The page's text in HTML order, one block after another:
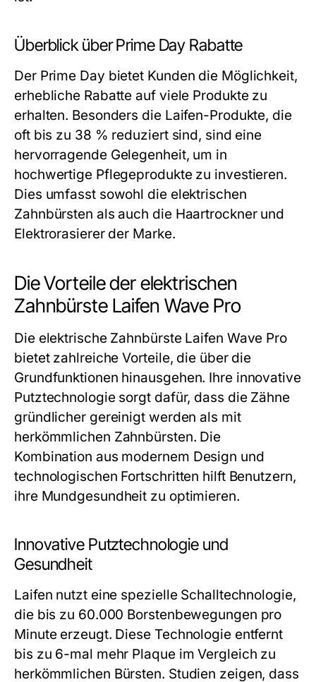
Überblick über Prime Day Rabatte
Der Prime Day bietet Kunden die Möglichkeit,
erhebliche Rabatte auf viele Produkte zu
erhalten. Besonders die Laifen-Produkte, die
oft bis zu 38 % reduziert sind, sind eine
hervorragende Gelegenheit, um in
hochwertige Pflegeprodukte zu investieren.
Dies umfasst sowohl die elektrischen
Zahnbürsten als auch die Haartrockner und
Elektrorasierer der Marke.
Die Vorteile der elektrischen
Zahnbürste Laifen Wave Pro
Die elektrische Zahnbürste Laifen Wave Pro
bietet zahlreiche Vorteile, die über die
Grundfunktionen hinausgehen. Ihre innovative
Putztechnologie sorgt dafür, dass die Zähne
gründlicher gereinigt werden als mit
herkömmlichen Zahnbürsten. Die
Kombination aus modernem Design und
technologischen Fortschritten hilft Benutzern,
ihre Mundgesundheit zu optimieren.
Innovative Putztechnologie und
Gesundheit
Laifen nutzt eine spezielle Schalltechnologie,
die bis zu 60.000 Borstenbewegungen pro
Minute erzeugt. Diese Technologie entfernt
bis zu 6-mal mehr Plaque im Vergleich zu
herkömmlichen Bürsten. Studien zeigen, dass